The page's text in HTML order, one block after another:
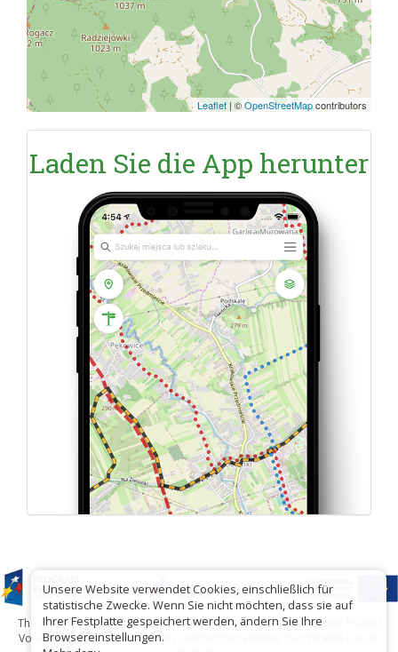
Leaflet | ©OpenStreetMapcontributors
Laden Sie die App herunter
The project has been carried out with financial support of Lesser Poland
Voivodship within tourist offers competition entitled "Hospitable Lesser
Unsere Website verwendet Cookies, einschließlich für
statistische Zwecke. Wenn Sie nicht möchten, dass sie auf
Ihrer Festplatte gespeichert werden, ändern Sie Ihre
Browsereinstellungen.